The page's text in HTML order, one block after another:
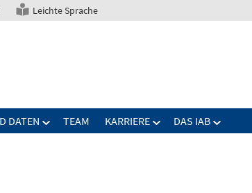
Leichte Sprache
DATEN TEAM KARRIERE DAS IAB